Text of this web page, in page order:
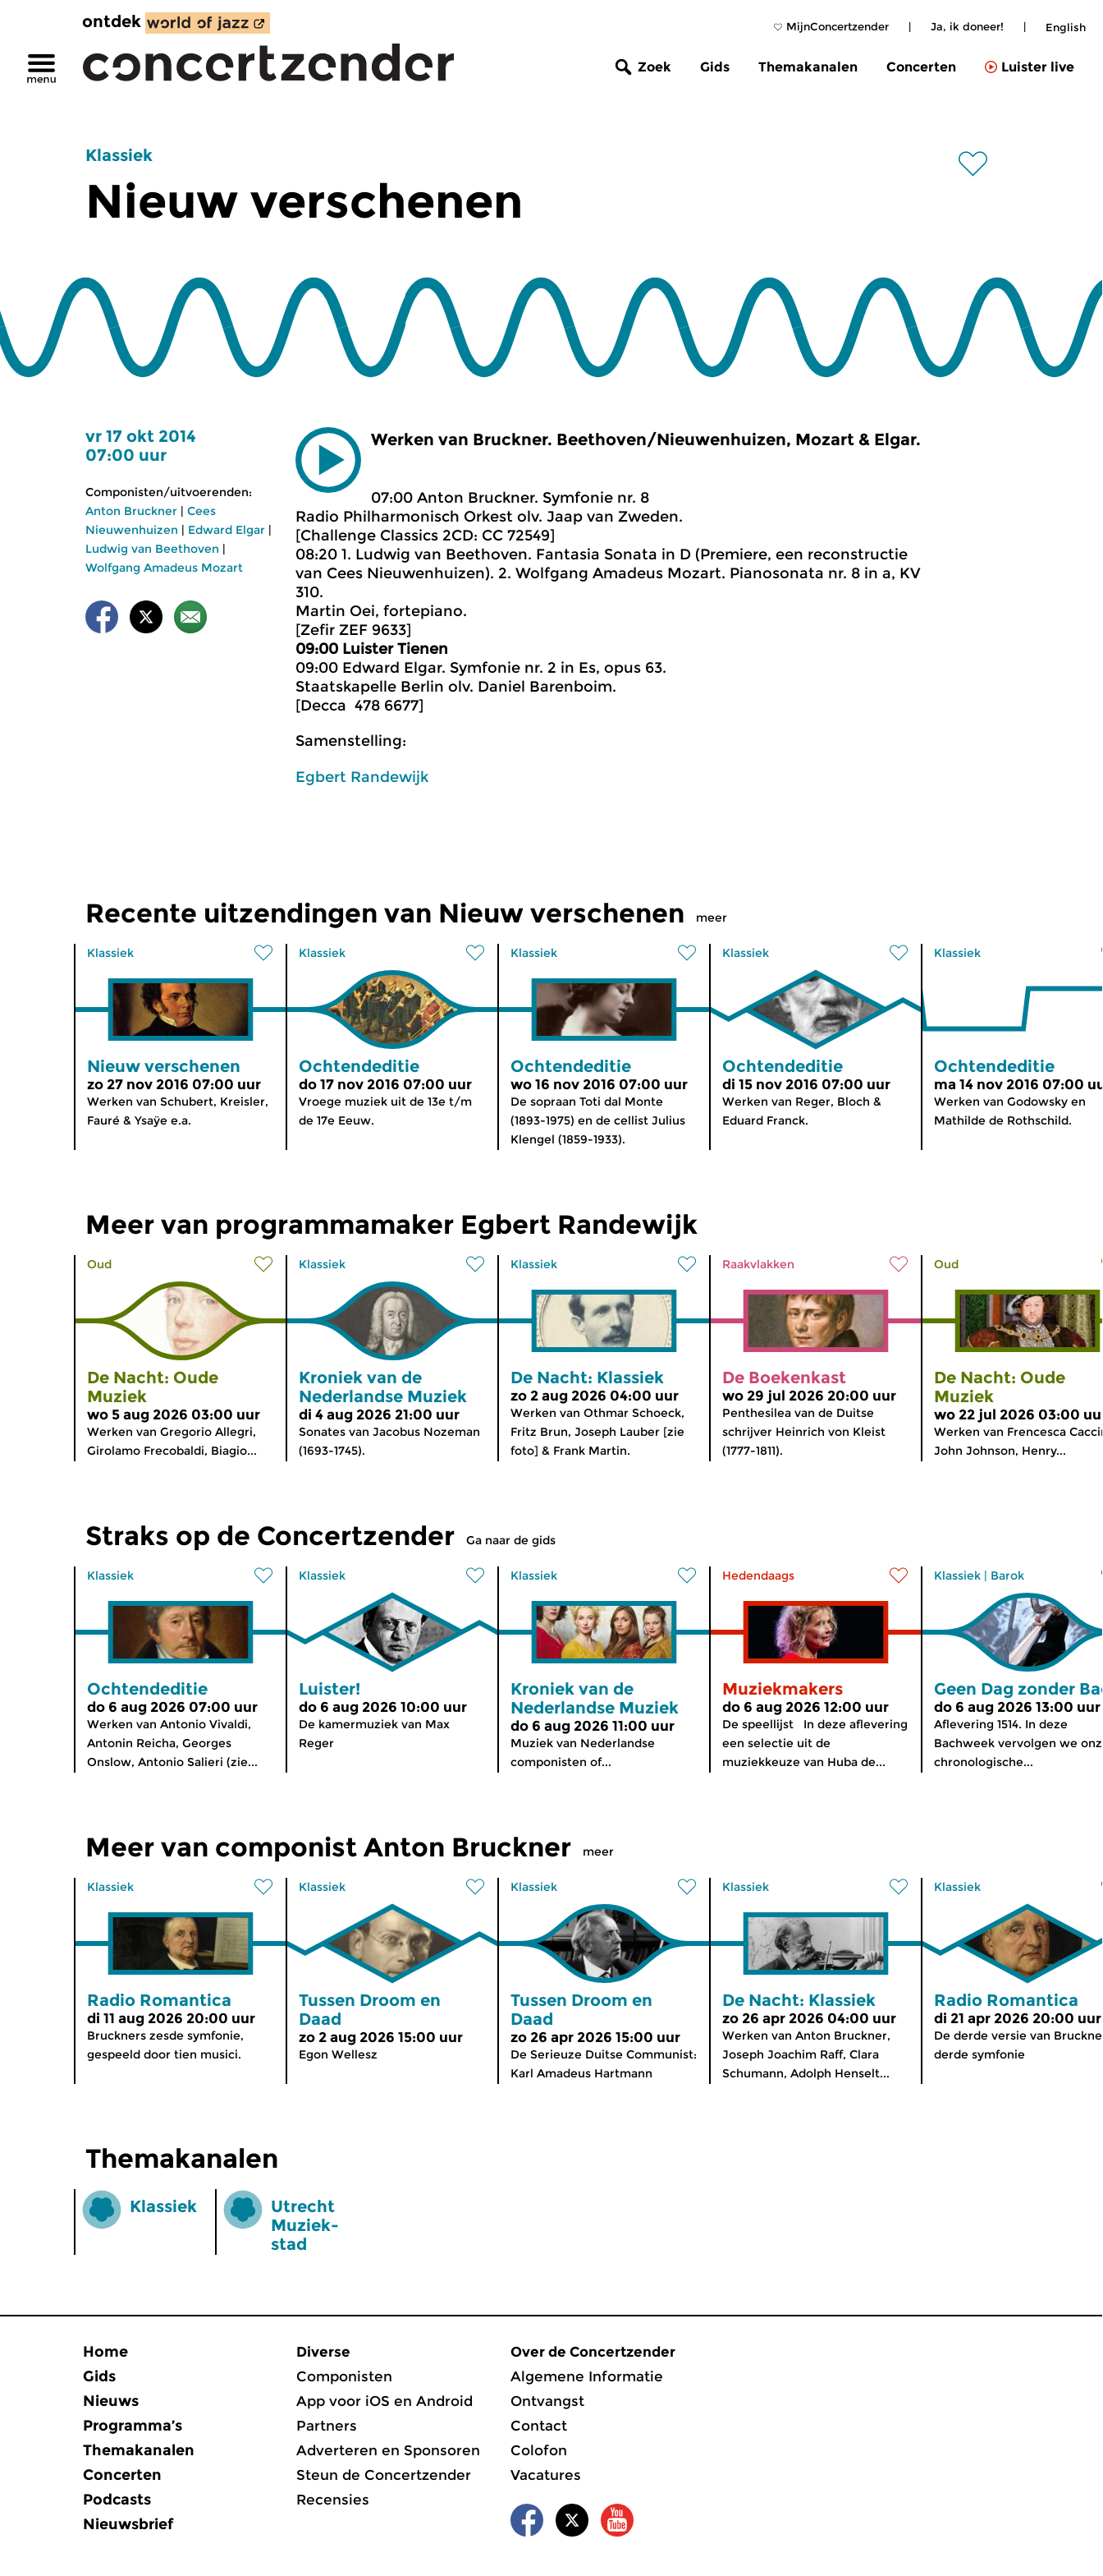
MijnConcertzender | Ja, ik doneer! | English
ontdek
Zoek Gids Themakanalen Concerten Luister live
Klassiek
Nieuw verschenen
vr 17 okt 2014
07:00 uur
Componisten/uitvoerenden:
Anton Bruckner | Cees
Nieuwenhuizen | Edward Elgar |
Ludwig van Beethoven |
Wolfgang Amadeus Mozart
Werken van Bruckner. Beethoven/Nieuwenhuizen, Mozart & Elgar.
07:00 Anton Bruckner. Symfonie nr. 8
Radio Philharmonisch Orkest olv. Jaap van Zweden.
[Challenge Classics 2CD: CC 72549]
08:20 1. Ludwig van Beethoven. Fantasia Sonata in D (Premiere, een reconstructie
van Cees Nieuwenhuizen). 2. Wolfgang Amadeus Mozart. Pianosonata nr. 8 in a, KV
310.
Martin Oei, fortepiano.
[Zefir ZEF 9633]
09:00 Luister Tienen
09:00 Edward Elgar. Symfonie nr. 2 in Es, opus 63.
Staatskapelle Berlin olv. Daniel Barenboim.
[Decca 478 6677]
Samenstelling:
Egbert Randewijk
Recente uitzendingen van Nieuw verschenen meer
Klassiek
Nieuw verschenen
zo 27 nov 2016 07:00 uur
Werken van Schubert, Kreisler,
Fauré & Ysaÿe e.a.
Klassiek
Ochtendeditie
do 17 nov 2016 07:00 uur
Vroege muziek uit de 13e t/m
de 17e Eeuw.
Klassiek
Ochtendeditie
wo 16 nov 2016 07:00 uur
De sopraan Toti dal Monte
(1893-1975) en de cellist Julius
Klengel (1859-1933).
Klassiek
Ochtendeditie
di 15 nov 2016 07:00 uur
Werken van Reger, Bloch &
Eduard Franck.
Klassiek
Ochtendeditie
ma 14 nov 2016 07:00
Werken van Godowsky en
Mathilde de Rothschild.
Meer van programmamaker Egbert Randewijk
Oud
De Nacht: Oude
Muziek
wo 5 aug 2026 03:00 uur
Werken van Gregorio Allegri,
Girolamo Frecobaldi, Biagio...
Klassiek
Kroniek van de
Nederlandse Muziek
di 4 aug 2026 21:00 uur
Sonates van Jacobus Nozeman
(1693-1745).
Klassiek
De Nacht: Klassiek
zo 2 aug 2026 04:00 uur
Werken van Othmar Schoeck,
Fritz Brun, Joseph Lauber [zie
foto] & Frank Martin.
Raakvlakken
De Boekenkast
wo 29 jul 2026 20:00 uur
Penthesilea van de Duitse
schrijver Heinrich von Kleist
(1777-1811).
Oud
De Nacht: Oude
Muziek
wo 22 jul 2026 03:00
Werken van Frencesca
John Johnson, Henry...
Straks op de Concertzender Ga naar de gids
Klassiek
Ochtendeditie
do 6 aug 2026 07:00 uur
Werken van Antonio Vivaldi,
Antonin Reicha, Georges
Onslow, Antonio Salieri (zie...
Klassiek
Luister!
do 6 aug 2026 10:00 uur
De kamermuziek van Max
Reger
Klassiek
Kroniek van de
Nederlandse Muziek
do 6 aug 2026 11:00 uur
Muziek van Nederlandse
componisten of...
Hedendaags
Muziekmakers
do 6 aug 2026 12:00 uur
De speellijst In deze aflevering
een selectie uit de
muziekkeuze van Huba de...
Klassiek | Barok
Geen Dag zonder
do 6 aug 2026 13:00 uur
Aflevering 1514. In deze
Bachweek vervolgen we
chronologische...
Meer van componist Anton Bruckner meer
Klassiek
Radio Romantica
di 11 aug 2026 20:00 uur
Bruckners zesde symfonie,
gespeeld door tien musici.
Klassiek
Tussen Droom en
Daad
zo 2 aug 2026 15:00 uur
Egon Wellesz
Klassiek
Tussen Droom en
Daad
zo 26 apr 2026 15:00 uur
De Serieuze Duitse Communist:
Karl Amadeus Hartmann
Klassiek
De Nacht: Klassiek
zo 26 apr 2026 04:00 uur
Werken van Anton Bruckner,
Joseph Joachim Raff, Clara
Schumann, Adolph Henselt...
Klassiek
Radio Romantica
di 21 apr 2026 20:00 uur
De derde versie van
derde symfonie
Themakanalen
Klassiek
Utrecht
Muziek­
stad
Home
Gids
Nieuws
Programma’s
Themakanalen
Concerten
Podcasts
Nieuwsbrief
Diverse
Componisten
App voor iOS en Android
Partners
Adverteren en Sponsoren
Steun de Concertzender
Recensies
Over de Concertzender
Algemene Informatie
Ontvangst
Contact
Colofon
Vacatures